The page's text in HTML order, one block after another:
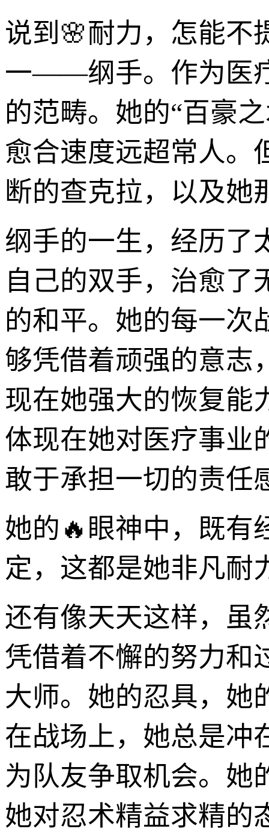
说到🌸耐力，怎能不
一——纲手。作为医
的范畴。她的“百豪
愈合速度远超常人。
断的查克拉，以及她
纲手的一生，经历了
自己的双手，治愈了
的和平。她的每一次
够凭借着顽强的意志
现在她强大的恢复能
体现在她对医疗事业
敢于承担一切的责任
她的🔥眼神中，既有
定，这都是她非凡耐
还有像天天这样，虽
凭借着不懈的努力和
大师。她的忍具，她
在战场上，她总是冲
为队友争取机会。她
她对忍术精益求精的